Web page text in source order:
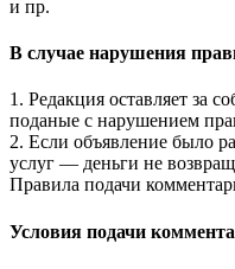
и пр.
В случае нарушения
1. Редакция оставляет за
поданые с нарушением
2. Если объявление было
услуг — деньги не
Правила подачи
Условия подачи